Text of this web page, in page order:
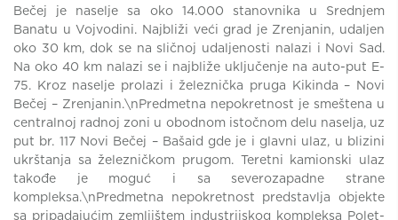
Bečej je naselje sa oko 14.000 stanovnika u Srednjem
Banatu u Vojvodini. Najbliži veći grad je Zrenjanin, udaljen
oko 30 km, dok se na sličnoj udaljenosti nalazi i Novi Sad.
Na oko 40 km nalazi se i najbliže uključenje na auto-put E-
75. Kroz naselje prolazi i železnička pruga Kikinda – Novi
Bečej – Zrenjanin.\nPredmetna nepokretnost je smeštena u
centralnoj radnoj zoni u obodnom istočnom delu naselja, uz
put br. 117 Novi Bečej – Bašaid gde je i glavni ulaz, u blizini
ukrštanja sa železničkom prugom. Teretni kamionski ulaz
takođe je moguć i sa severozapadne strane
kompleksa.\nPredmetna nepokretnost predstavlja objekte
sa pripadajućim zemljištem industrijskog kompleksa Polet-